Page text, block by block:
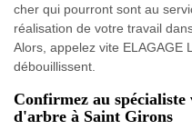
cher qui pourront sont au
réalisation de votre travail
Alors, appelez vite ELAGAGE
débouillissent.
Confirmez au
d'arbre à Saint Girons